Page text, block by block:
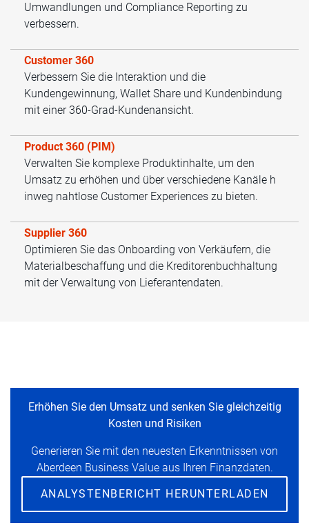
Umwandlungen und Compliance Reporting zu
verbessern.
Customer 360
Verbessern Sie die Interaktion und die
Kundengewinnung, Wallet Share und Kundenbindung
mit einer 360-Grad-Kundenansicht.
Product 360 (PIM)
Verwalten Sie komplexe Produktinhalte, um den
Umsatz zu erhöhen und über verschiedene Kanäle h
inweg nahtlose Customer Experiences zu bieten.
Supplier 360
Optimieren Sie das Onboarding von Verkäufern, die
Materialbeschaffung und die Kreditorenbuchhaltung
mit der Verwaltung von Lieferantendaten.
Erhöhen Sie den Umsatz und senken Sie gleichzeitig
Kosten und Risiken
Generieren Sie mit den neuesten Erkenntnissen von
Aberdeen Business Value aus Ihren Finanzdaten.
ANALYSTENBERICHT HERUNTERLADEN